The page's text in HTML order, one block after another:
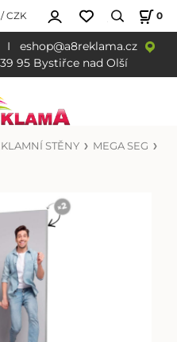
CZK 0
eshop@a8reklama.cz
95 Bystiřce nad Olší
STĚNY
MEGA SEG